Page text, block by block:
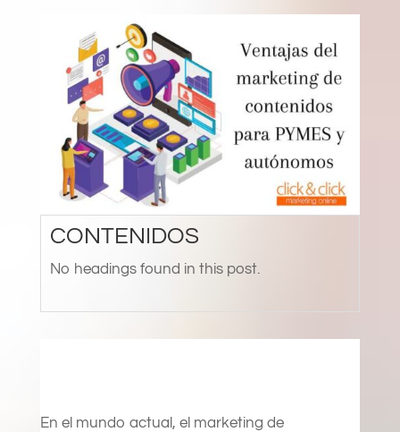
CONTENIDOS
No headings found in this post.
En el mundo actual, el marketing de